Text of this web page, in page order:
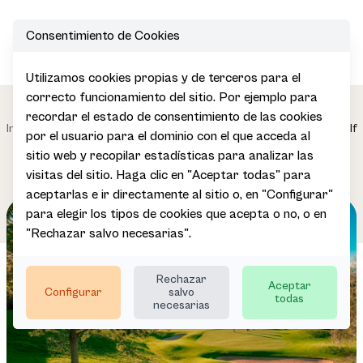
Inicio
Impulsamos
el sector
Desarrollo
de la
Oferta
Turística
Participa en
Especializadas
Golf
Consentimiento de Cookies
Utilizamos cookies propias y de terceros para el
correcto funcionamiento del sitio. Por ejemplo para
recordar el estado de consentimiento de las cookies
por el usuario para el dominio con el que acceda al
sitio web y recopilar estadísticas para analizar las
visitas del sitio. Haga clic en "Aceptar todas" para
aceptarlas e ir directamente al sitio o, en "Configurar"
para elegir los tipos de cookies que acepta o no, o en
"Rechazar salvo necesarias".
Configurar
Rechazar
salvo
necesarias
Aceptar
todas